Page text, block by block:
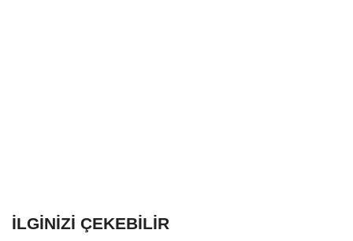
İLGINIZI ÇEKEBILIR